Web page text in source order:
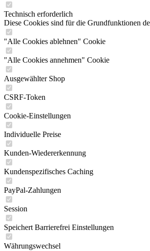
Technisch erforderlich
Diese Cookies sind für die Grundfunktionen
"Alle Cookies ablehnen" Cookie
"Alle Cookies annehmen" Cookie
Ausgewählter Shop
CSRF-Token
Cookie-Einstellungen
Individuelle Preise
Kunden-Wiedererkennung
Kundenspezifisches Caching
PayPal-Zahlungen
Session
Speichert Barrierefrei Einstellungen
Währungswechsel